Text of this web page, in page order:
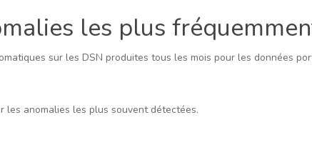
les plus
sur les DSN produites tous les mois pour les données
les anomalies les plus souvent détectées.